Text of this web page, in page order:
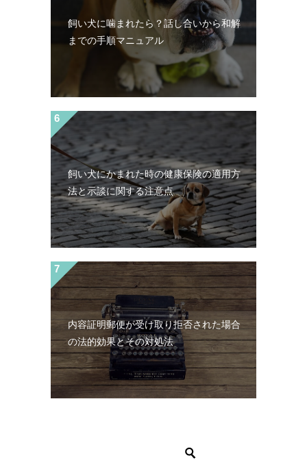
飼い犬に噛まれたら？話し合いから和解
までの手順マニュアル
飼い犬にかまれた時の健康保険の適用方
法と示談に関する注意点
内容証明郵便が受け取り拒否された場合
の法的効果とその対処法